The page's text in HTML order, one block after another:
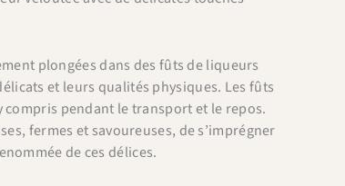
plongées dans des fûts de liqueurs
et leurs qualités physiques. Les fûts
pendant le transport et le repos.
fermes et savoureuses, de s’imprégner
de ces délices.